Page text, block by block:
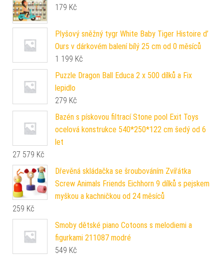
179 Kč
Plyšový sněžný tygr White Baby Tiger Histoire d’
Ours v dárkovém balení bílý 25 cm od 0 měsíců
1 199 Kč
Puzzle Dragon Ball Educa 2 x 500 dílků a Fix
lepidlo
279 Kč
Bazén s pískovou filtrací Stone pool Exit Toys
ocelová konstrukce 540*250*122 cm šedý od 6
let
27 579 Kč
Dřevěná skládačka se šroubováním Zvířátka
Screw Animals Friends Eichhorn 9 dílků s pejskem
myškou a kachničkou od 24 měsíců
259 Kč
Smoby dětské piano Cotoons s melodiemi a
figurkami 211087 modré
549 Kč